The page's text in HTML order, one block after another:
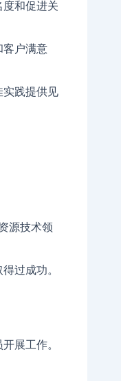
和促进关
客户满意
实践提供见
源技术领
过成功。
展工作。